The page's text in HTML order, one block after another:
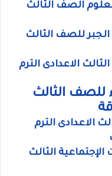
الصف الثالث
للصف الثالث
الاعدادى الترم
للصف الثالث
الاعدادى الترم
الثالث